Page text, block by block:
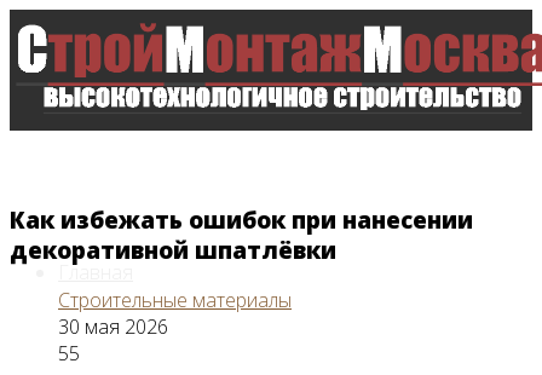
Главная
Как избежать ошибок при нанесении
декоративной шпатлёвки
Строительные материалы
30 мая 2026
55